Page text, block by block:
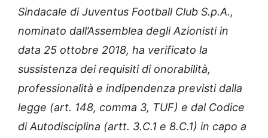
Sindacale di Juventus Football Club S.p.A.,
nominato dall’Assemblea degli Azionisti in
data 25 ottobre 2018, ha verificato la
sussistenza dei requisiti di onorabilità,
professionalità e indipendenza previsti dalla
legge (art. 148, comma 3, TUF) e dal Codice
di Autodisciplina (artt. 3.C.1 e 8.C.1) in capo a